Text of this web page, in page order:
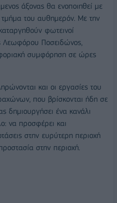
άξονας θα ενοποιηθεί με
τμήμα του αυθημερόν. Με την
φωτεινοί
Λεωφόρου Ποσειδώνος,
συμφόρηση σε ώρες
και οι εργασίες του
που βρίσκονται ήδη σε
δημιουργήσει ένα κανάλι
να προσφέρει και
στην ευρύτερη περιοχή
στην περιοχή.